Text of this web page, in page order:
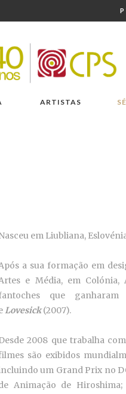
ARTISTAS
em Liubliana,
a sua formação em
e Média, em Colónia,
que ganharam
Lovesick(2007).
2008 que trabalha
são exibidos
um Grand Prix no
Animação de Hiroshima;